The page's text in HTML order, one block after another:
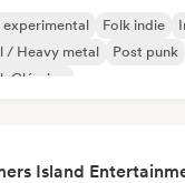
experimental Folk indie
/ Heavy metal
Post punk
Clássico
Island